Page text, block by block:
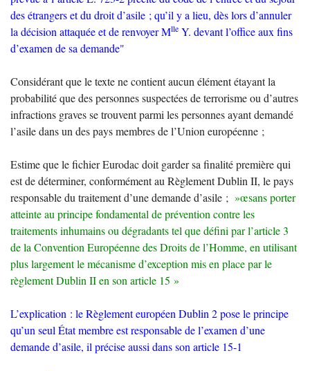
des étrangers et du droit d’asile ; qu’il y a lieu, dès lors d’annuler
la décision attaquée et de renvoyer Mlle Y. devant l’office aux fins
d’examen de sa demande"
Considérant que le texte ne contient aucun élément étayant la
probabilité que des personnes suspectées de terrorisme ou d’autres
infractions graves se trouvent parmi les personnes ayant demandé
l’asile dans un des pays membres de l’Union européenne ;
Estime que le fichier Eurodac doit garder sa finalité première qui
est de déterminer, conformément au Règlement Dublin II, le pays
responsable du traitement d’une demande d’asile ; »œsans porter
atteinte au principe fondamental de prévention contre les
traitements inhumains ou dégradants tel que défini par l’article 3
de la Convention Européenne des Droits de l’Homme, en utilisant
plus largement le mécanisme d’exception mis en place par le
règlement Dublin IIen son article 15 »
L’explication : le Règlement européen Dublin 2 pose le principe
qu’un seul État membre est responsable de l’examen d’une
demande d’asile, il précise aussi dans son article 15-1